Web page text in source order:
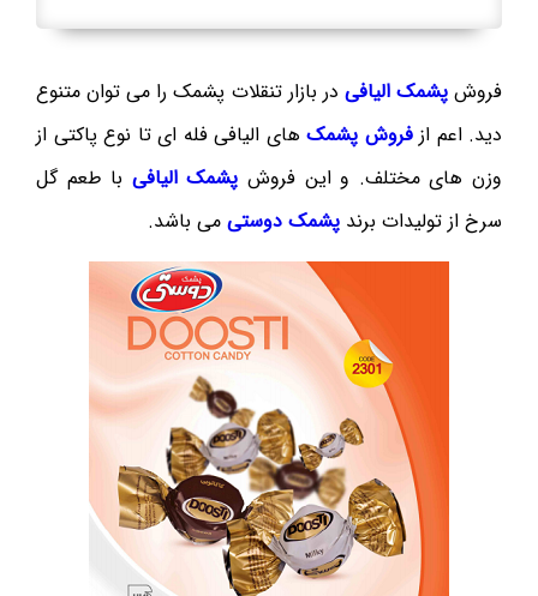
فروشپشمک الیافی در بازار تنقلات پشمک را می توان متنوع
دید. اعم ازفروش پشمک های الیافی فله ای تا نوع پاکتی از
وزن های مختلف. و این فروش پشمک الیافی با طعم گل
سرخ از تولیدات برند پشمک دوستی می باشد.